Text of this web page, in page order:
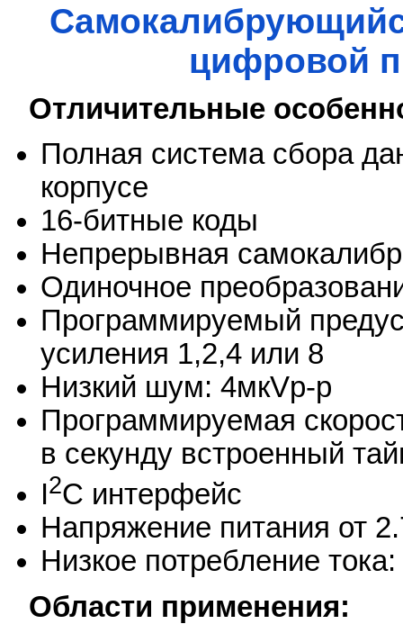
цифровой
Отличительные
Полная система сбора
корпусе
16-битные коды
Непрерывная
Одиночное
Программируемый
усиления 1,2,4 или 8
Низкий шум: 4мкVp-p
Программируемая
в секунду встроенный
I2C интерфейс
Напряжение питания от
Низкое потребление
Области применения: